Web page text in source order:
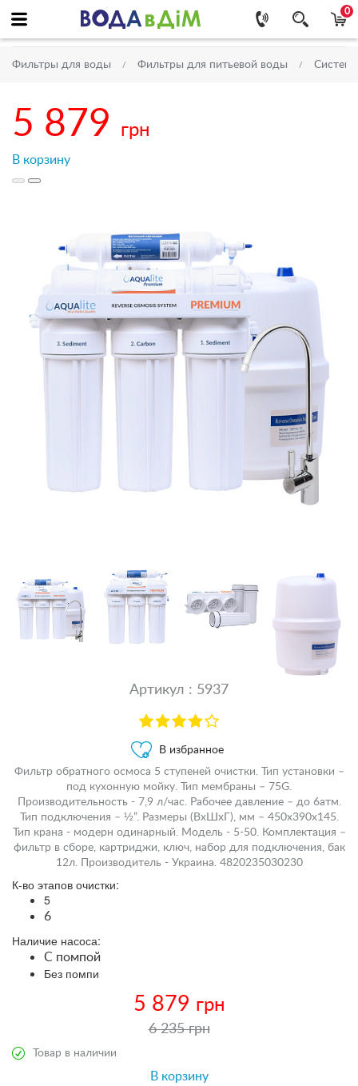
0
Фильтры для воды Фильтры для питьевой воды
5 879 грн
В корзину
Артикул : 5937
В избранное
Фильтр обратного осмоса 5 ступеней очистки. Тип установки –
под кухонную мойку. Тип мембраны – 75G.
Производительность - 7,9 л/час. Рабочее давление – до 6атм.
Тип подключения – ½”. Размеры (ВхШхГ), мм – 450х390х145.
Тип крана - модерн одинарный. Модель - 5-50. Комплектация –
фильтр в сборе, картриджи, ключ, набор для подключения, бак
12л. Производитель - Украина. 4820235030230
К-во этапов очистки:
5
6
Наличие насоса:
С помпой
Без помпи
5 879 грн
6 235 грн
Товар в наличии
В корзину